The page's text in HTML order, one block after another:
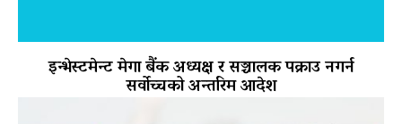
इन्भेस्टमेन्ट मेगा बैंक अध्यक्ष र सञ्चालक पक्राउ नगर्न
सर्वोच्चको अन्तरिम आदेश